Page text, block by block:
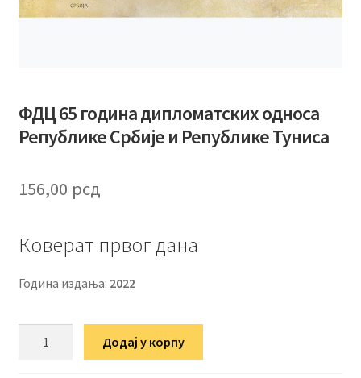
ФДЦ 65 година дипломатских односа
Републике Србије и Републике Туниса
156,00 рсд
Коверат првог дана
Година издања: 2022
Додај у корпу